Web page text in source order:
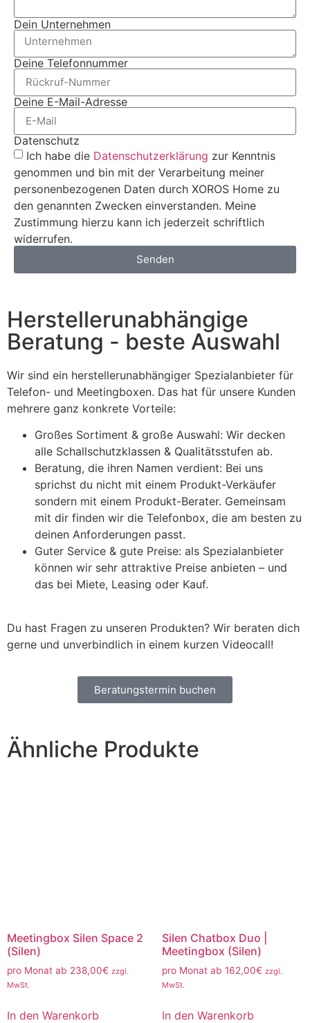
Dein Unternehmen
Deine Telefonnummer
Deine E-Mail-Adresse
Datenschutz
Ich habe die Datenschutzerklärung zur Kenntnis
genommen und bin mit der Verarbeitung meiner
personenbezogenen Daten durch XOROS Home zu
den genannten Zwecken einverstanden. Meine
Zustimmung hierzu kann ich jederzeit schriftlich
widerrufen.
Senden
Herstellerunabhängige
Beratung - beste Auswahl
Wir sind ein herstellerunabhängiger Spezialanbieter für
Telefon- und Meetingboxen. Das hat für unsere Kunden
mehrere ganz konkrete Vorteile:
Großes Sortiment & große Auswahl: Wir decken
alle Schallschutzklassen & Qualitätsstufen ab.
Beratung, die ihren Namen verdient: Bei uns
sprichst du nicht mit einem Produkt-Verkäufer
sondern mit einem Produkt-Berater. Gemeinsam
mit dir finden wir die Telefonbox, die am besten zu
deinen Anforderungen passt.
Guter Service & gute Preise: als Spezialanbieter
können wir sehr attraktive Preise anbieten – und
das bei Miete, Leasing oder Kauf.
Du hast Fragen zu unseren Produkten? Wir beraten dich
gerne und unverbindlich in einem kurzen Videocall!
Beratungstermin buchen
Ähnliche Produkte
Meetingbox Silen Space 2
(Silen)
pro Monat ab 238,00€ zzgl.
MwSt.
In den Warenkorb
Silen Chatbox Duo |
Meetingbox (Silen)
pro Monat ab 162,00€ zzgl.
MwSt.
In den Warenkorb